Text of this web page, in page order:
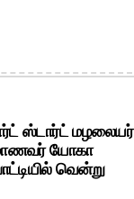
ஸ்டார்ட் மழலையர்
மாணவர் யோகா
வென்று